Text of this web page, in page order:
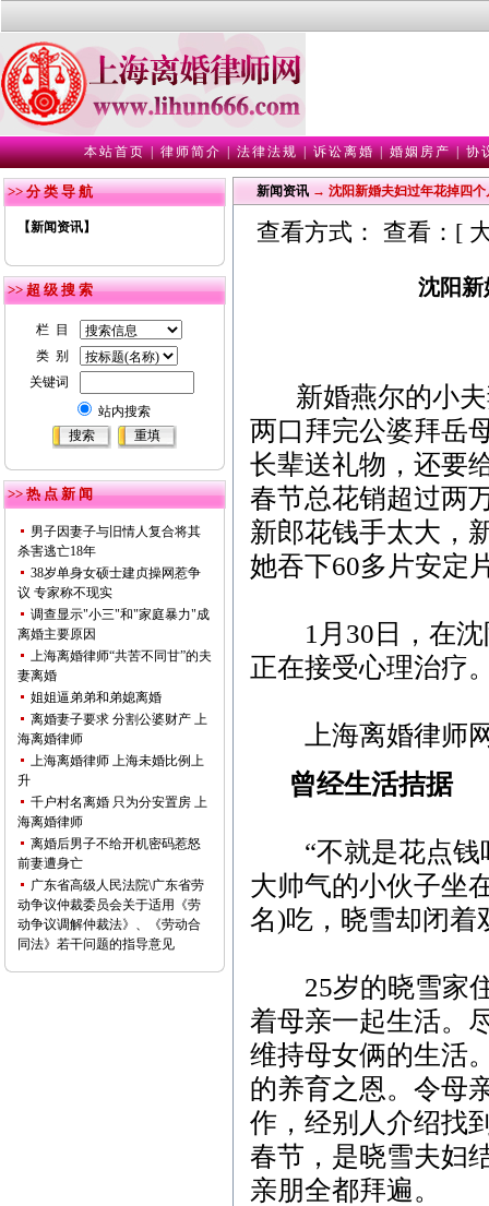
本站首页|律师简介|法律法规|诉讼离婚|婚姻房产|协
>> 分 类 导 航
【新闻资讯】
>> 超 级 搜 索
栏 目
类 别
关键词
站内搜索
>> 热 点 新 闻
男子因妻子与旧情人复合将其
杀害逃亡18年
38岁单身女硕士建贞操网惹争
议 专家称不现实
调查显示"小三"和"家庭暴力"成
离婚主要原因
上海离婚律师“共苦不同甘”的夫
妻离婚
姐姐逼弟弟和弟媳离婚
离婚妻子要求 分割公婆财产 上
海离婚律师
上海离婚律师 上海未婚比例上
升
千户村名离婚 只为分安置房 上
海离婚律师
离婚后男子不给开机密码惹怒
前妻遭身亡
广东省高级人民法院\广东省劳
动争议仲裁委员会关于适用《劳
动争议调解仲裁法》、《劳动合
同法》若干问题的指导意见
新闻资讯→ 沈阳新婚夫妇过年花掉四个
查看方式： 查看：[
沈阳新
新婚燕尔的小夫
两口拜完公婆拜岳
长辈送礼物，还要
春节总花销超过两
新郎花钱手太大，
她吞下60多片安
1月30日，在沈
正在接受心理治疗
上海离婚律师
曾经生活拮据
“不就是花点钱
大帅气的小伙子坐
名)吃，晓雪却闭着
25岁的晓雪家住
着母亲一起生活。
维持母女俩的生活
的养育之恩。令母
作，经别人介绍找
春节，是晓雪夫妇
亲朋全都拜遍。